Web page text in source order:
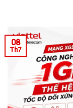
08
Th7